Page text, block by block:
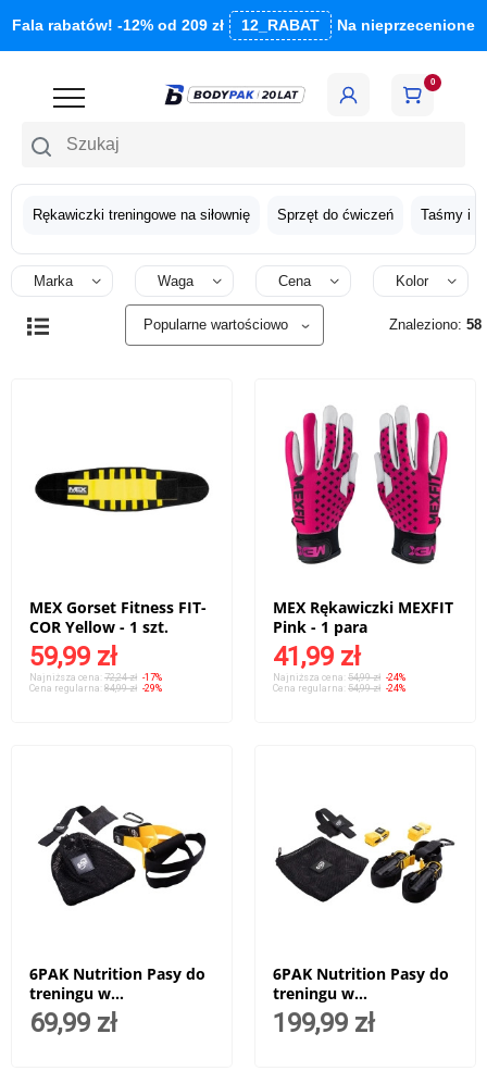
Fala rabatów! -12% od 209 zł 12_RABAT Na nieprzecenione
Szukaj
0
Rękawiczki treningowe na siłownię Sprzęt do ćwiczeń Taśmy i
Marka Waga Cena Kolor
Znaleziono: 58
MEX Gorset Fitness FIT-
COR Yellow - 1 szt.
59,99 zł
Najniższa cena: 72,24 zł -17%
Cena regularna: 84,99 zł -29%
MEX Rękawiczki MEXFIT
Pink - 1 para
41,99 zł
Najniższa cena: 54,99 zł -24%
Cena regularna: 54,99 zł -24%
6PAK Nutrition Pasy do
treningu w
podwieszeniu - Multi-
Workout Straps P1 012 -
69,99 zł
6PAK Nutrition Pasy do
treningu w
podwieszeniu - Multi-
Workout Straps P3 032 -
199,99 zł